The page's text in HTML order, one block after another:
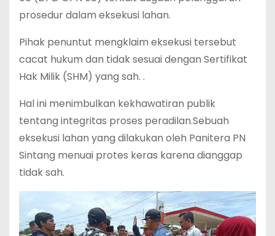
prosedur dalam eksekusi lahan.
Pihak penuntut mengklaim eksekusi tersebut
cacat hukum dan tidak sesuai dengan Sertifikat
Hak Milik (SHM) yang sah. .
Hal ini menimbulkan kekhawatiran publik
tentang integritas proses peradilan.Sebuah
eksekusi lahan yang dilakukan oleh Panitera PN
Sintang menuai protes keras karena dianggap
tidak sah.